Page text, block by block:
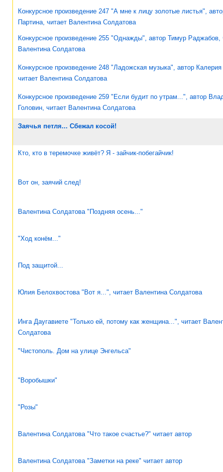
Конкурсное произведение 247 "А мне к лицу золотые листья",
Партина, читает Валентина Солдатова
Конкурсное произведение 255 "Однажды", автор Тимур Раджабов,
Валентина Солдатова
Конкурсное произведение 248 "Ладожская музыка", автор
читает Валентина Солдатова
Конкурсное произведение 259 "Если будит по утрам...", автор
Головин, читает Валентина Солдатова
Заячья петля... Сбежал косой!
Кто, кто в теремочке живёт? Я - зайчик-побегайчик!
Вот он, заячий след!
Валентина Солдатова "Поздняя осень..."
"Ход конём..."
Под защитой...
Юлия Белохвостова "Вот я...", читает Валентина Солдатова
Инга Даугавиете "Только ей, потому как женщина...", читает
Солдатова
"Чистополь. Дом на улице Энгельса"
"Воробышки"
"Розы"
Валентина Солдатова "Что такое счастье?" читает автор
Валентина Солдатова "Заметки на реке" читает автор